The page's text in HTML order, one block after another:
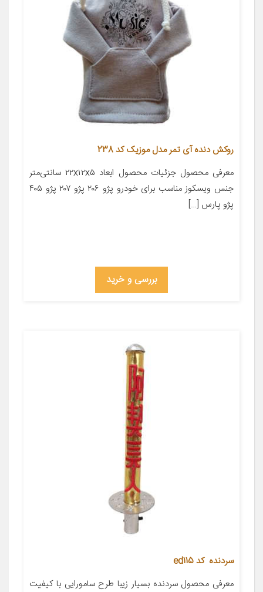
روکش دنده آی تمر مدل موزیک کد 238
معرفی محصول جزئیات محصول ابعاد ۲۲x۱۲x۵ سانتی‌متر
جنس ویسکوز مناسب برای خودرو پژو ۲۰۶ پژو ۲۰۷ پژو ۴۰۵
پژو پارس […]
بررسی و خرید
سردنده کد ed115
معرفی محصول سردنده بسیار زیبا طرح سامورایی با کیفیت